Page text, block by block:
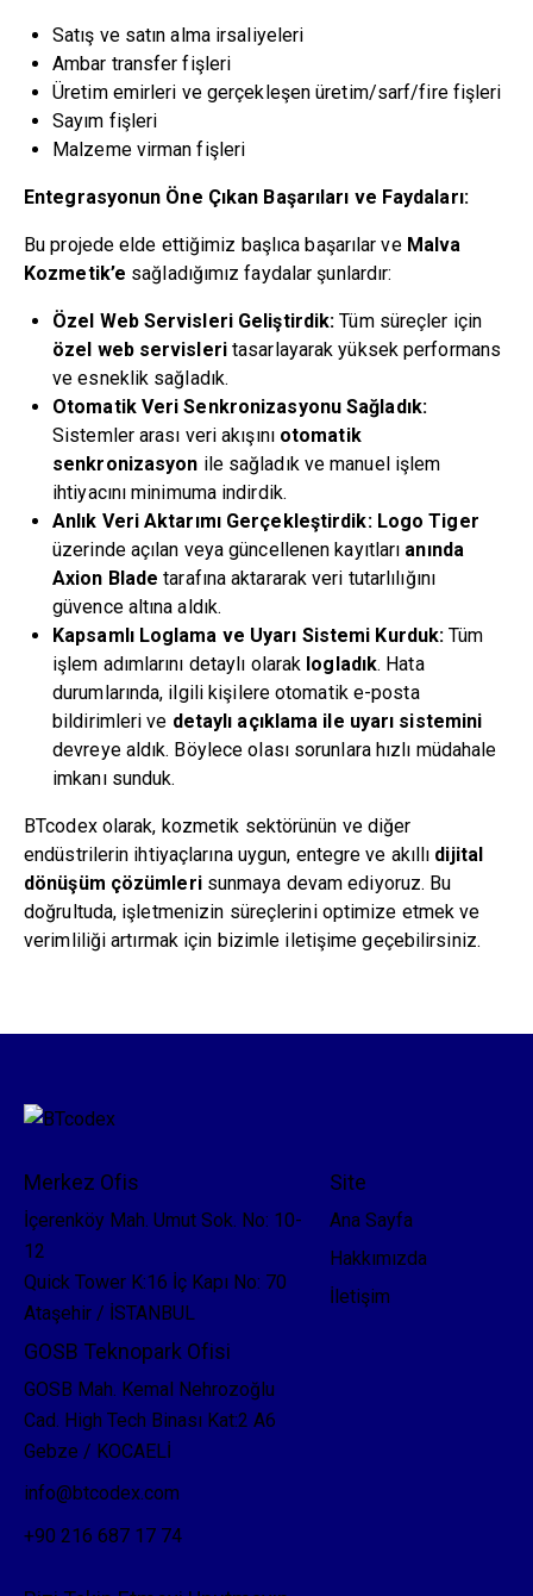
Satış ve satın alma irsaliyeleri
Ambar transfer fişleri
Üretim emirleri ve gerçekleşen üretim/sarf/fire fişleri
Sayım fişleri
Malzeme virman fişleri
Entegrasyonun Öne Çıkan Başarıları ve Faydaları:
Bu projede elde ettiğimiz başlıca başarılar ve Malva
Kozmetik’e sağladığımız faydalar şunlardır:
Özel Web Servisleri Geliştirdik: Tüm süreçler için
özel web servisleritasarlayarak yüksek performans
ve esneklik sağladık.
Otomatik Veri Senkronizasyonu Sağladık:
Sistemler arası veri akışını otomatik
senkronizasyon ile sağladık ve manuel işlem
ihtiyacını minimuma indirdik.
Anlık Veri Aktarımı Gerçekleştirdik: Logo Tiger
üzerinde açılan veya güncellenen kayıtları anında
Axion Blade tarafına aktararak veri tutarlılığını
güvence altına aldık.
Kapsamlı Loglama ve Uyarı Sistemi Kurduk: Tüm
işlem adımlarını detaylı olarak logladık. Hata
durumlarında, ilgili kişilere otomatik e-posta
bildirimleri ve detaylı açıklama ile uyarı sistemini
devreye aldık. Böylece olası sorunlara hızlı müdahale
imkanı sunduk.
BTcodex olarak, kozmetik sektörünün ve diğer
endüstrilerin ihtiyaçlarına uygun, entegre ve akıllı dijital
dönüşüm çözümlerisunmaya devam ediyoruz. Bu
doğrultuda, işletmenizin süreçlerini optimize etmek ve
verimliliği artırmak için bizimle iletişime geçebilirsiniz.
Merkez Ofis
İçerenköy Mah. Umut Sok. No: 10-
12
Quick Tower K:16 İç Kapı No: 70
Ataşehir / İSTANBUL
GOSB Teknopark Ofisi
GOSB Mah. Kemal Nehrozoğlu
Cad. High Tech Binası Kat:2 A6
Gebze / KOCAELİ
info@btcodex.com
+90 216 687 17 74
Site
Ana Sayfa
Hakkımızda
İletişim